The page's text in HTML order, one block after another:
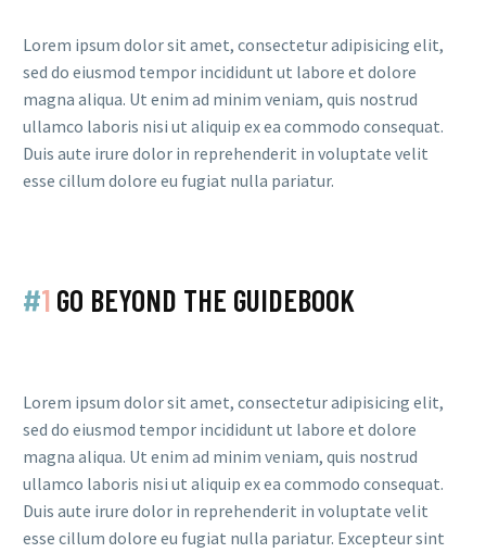
Lorem ipsum dolor sit amet, consectetur adipisicing elit,
sed do eiusmod tempor incididunt ut labore et dolore
magna aliqua. Ut enim ad minim veniam, quis nostrud
ullamco laboris nisi ut aliquip ex ea commodo consequat.
Duis aute irure dolor in reprehenderit in voluptate velit
esse cillum dolore eu fugiat nulla pariatur.
#1 GO BEYOND THE GUIDEBOOK
Lorem ipsum dolor sit amet, consectetur adipisicing elit,
sed do eiusmod tempor incididunt ut labore et dolore
magna aliqua. Ut enim ad minim veniam, quis nostrud
ullamco laboris nisi ut aliquip ex ea commodo consequat.
Duis aute irure dolor in reprehenderit in voluptate velit
esse cillum dolore eu fugiat nulla pariatur. Excepteur sint